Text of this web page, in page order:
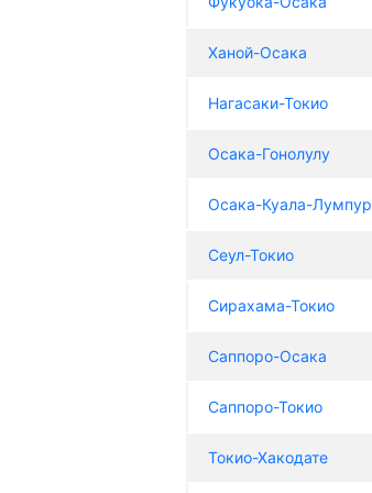
Ханой-Осака
Нагасаки-Токио
Осака-Гонолулу
Осака-Куала-Лумпур
Сеул-Токио
Сирахама-Токио
Саппоро-Осака
Саппоро-Токио
Токио-Хакодате